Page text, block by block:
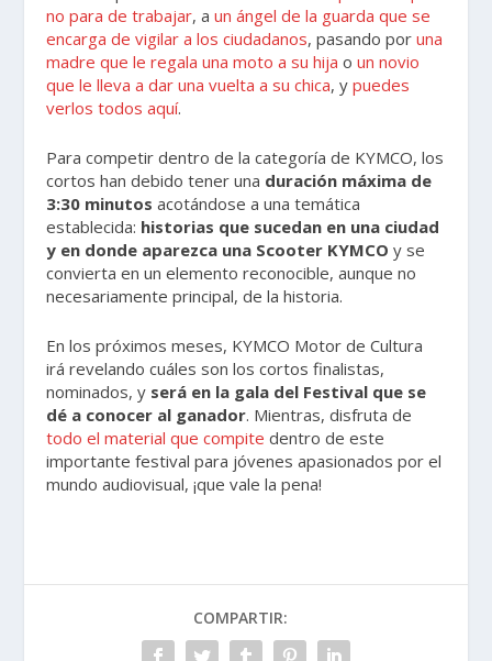
no para de trabajar, aun ángel de la guarda que se
encarga de vigilar a los ciudadanos, pasando poruna
madre que le regala una moto a su hija oun novio
que le lleva a dar una vuelta a su chica, ypuedes
verlos todos aquí.
Para competir dentro de la categoría de KYMCO, los
cortos han debido tener una duración máxima de
3:30 minutos acotándose a una temática
establecida: historias que sucedan en una ciudad
y en donde aparezca una Scooter KYMCO y se
convierta en un elemento reconocible, aunque no
necesariamente principal, de la historia.
En los próximos meses, KYMCO Motor de Cultura
irá revelando cuáles son los cortos finalistas,
nominados, y será en la gala del Festival que se
dé a conocer al ganador. Mientras, disfruta de
todo el material que compite dentro de este
importante festival para jóvenes apasionados por el
mundo audiovisual, ¡que vale la pena!
COMPARTIR: